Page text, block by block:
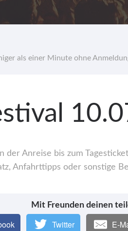
als einer Minute ohne
der Anreise bis zum
Anfahrttipps oder sonstige
Mit Freunden deinen
Twitter E-